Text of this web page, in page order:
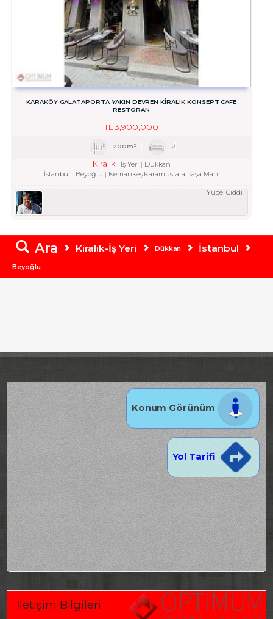
KARAKÖY GALATAPORTA YAKIN DEVREN KİRALIK KONSEPT CAFE
RESTORAN
TL 3,900,000
200m² 2
Kiralık İş Yeri
Dükkan
İstanbul
Beyoğlu Kemankeş Karamustafa Paşa Mah.
Yücel Ciddi
Ara Kiralık-İş Yeri Dükkan İstanbul
Beyoğlu
Konum Görünüm
Yol Tarifi
İletişim Bilgileri